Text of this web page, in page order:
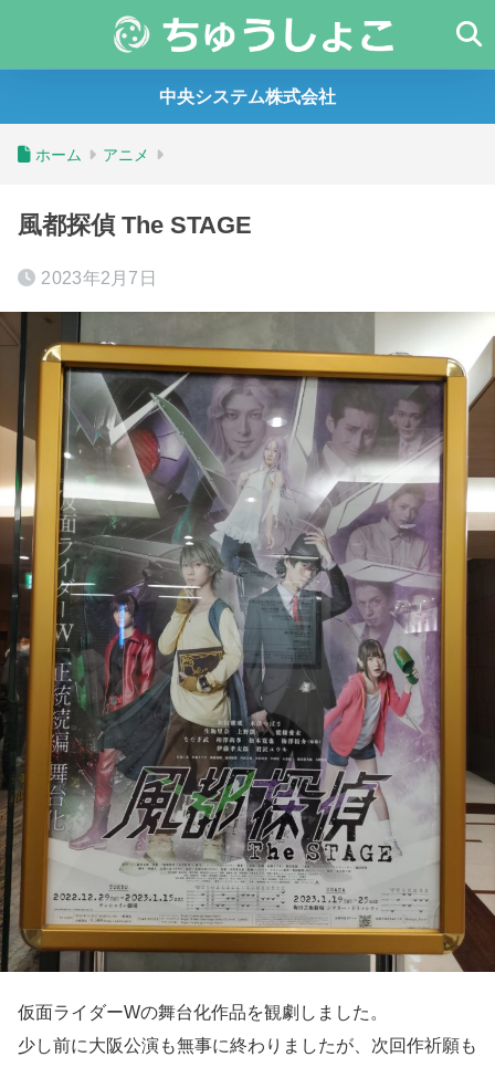
中央システム株式会社
ホーム アニメ
風都探偵 The STAGE
2023年2月7日
仮面ライダーWの舞台化作品を観劇しました。
少し前に大阪公演も無事に終わりましたが、次回作祈願も